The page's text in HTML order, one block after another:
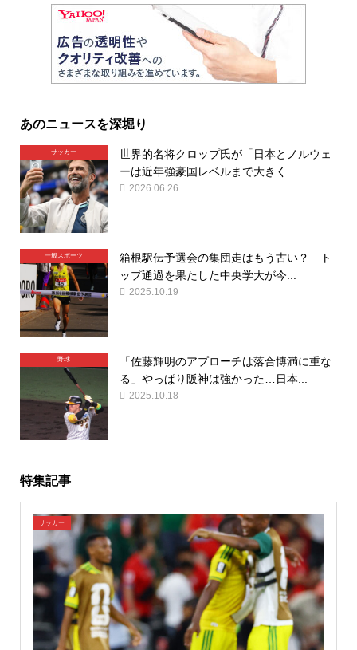
あのニュースを深堀り
サッカー
世界的名将クロップ氏が「日本とノルウェ
ーは近年強豪国レベルまで大きく...
2026.06.26
一般スポーツ
箱根駅伝予選会の集団走はもう古い？ ト
ップ通過を果たした中央学大が今...
2025.10.19
野球
「佐藤輝明のアプローチは落合博満に重な
る」やっぱり阪神は強かった…日本...
2025.10.18
特集記事
サッカー